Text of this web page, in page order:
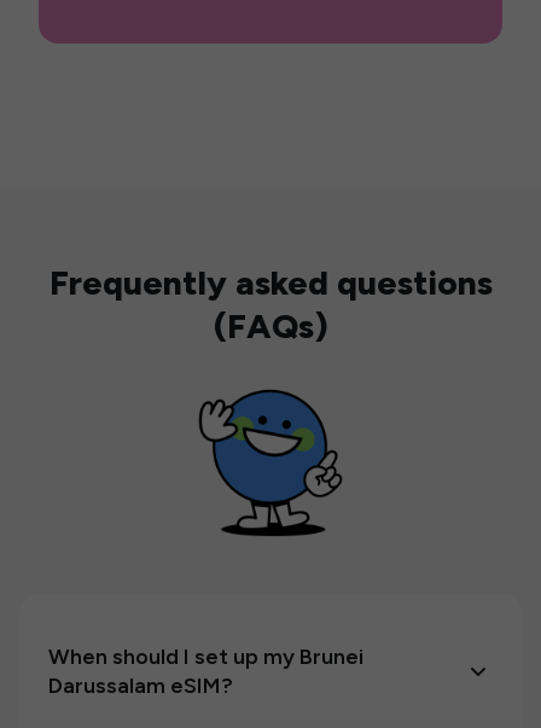
Frequently asked questions
(FAQs)
When should I set up my Brunei
Darussalam eSIM?